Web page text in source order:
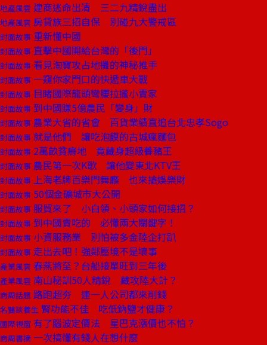
地產風雲 建商逃命出清 三二九精銳盡出
地產風雲 房貸族三招自保 別碰九大警戒區
封面故事 重新懂中國
封面故事 直擊中國開給台灣的「後門」
封面故事 看見淘寶攻占地攤的神秘推手
封面故事 一窺你家門口的快遞車大戰
封面故事 目睹國際龍頭彎腰拉攏小賣家
封面故事 到中國賺5億農民「變身」財
封面故事 農業大省的省會 百貨業績直追台北忠孝Sogo
封面故事 就是他們 讓吃泡饃的古城瘋麵包
封面故事 2萬畝貧瘠地 竟藏身超級養豬王
封面故事 農民第一次K歌 讓他變東北KTV王
封面故事 上海老牌百樂門舞廳 也來搶娛樂財
封面故事 50個金礦城市大公開
封面故事 服貿來了 小白領、小頭家如何接招？
封面故事 到中國賣吃的 必懂兩大關鍵字！
封面故事 小資服務業 別怕被多金陸企打趴
封面故事 走出去吧！強鄰壓境不是壞事
產業風雲 春燕將至？台船接單旺到三年後
產業風雲 南山秘訓50人精銳 藏攻陸大計？
商周話題 路跑超夯 連一人公司都來削錢
名醫談養生 腎功能不佳 吃低鈉鹽才健康？
國際視窗 有了腦波定價法 星巴克漲價也不怕？
商周書摘 一次搞懂有錢人在想什麼